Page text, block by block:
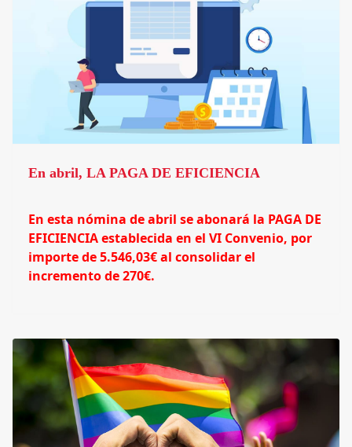
En abril, LA PAGA DE EFICIENCIA
En esta nómina de abril se abonará la PAGA DE
EFICIENCIA establecida en el VI Convenio, por
importe de 5.546,03€ al consolidar el
incremento de 270€.